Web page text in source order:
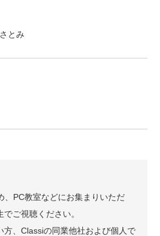
とみ
、PC教室などにお集まりいただ
ご視聴ください。
方、Classiの同業他社および個人で